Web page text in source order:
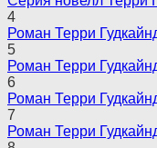
4
Роман Терри
5
Роман Терри
6
Роман Терри
7
Роман Терри